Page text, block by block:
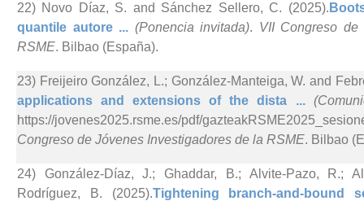
22) Novo Díaz, S. and Sánchez Sellero, C. (2025).
quantile autore ... (Ponencia invitada). VII Congreso de
RSME. Bilbao (España).
23) Freijeiro González, L.; González-Manteiga, W. and
applications and extensions of the dista ...
https://jovenes2025.rsme.es/pdf/
Congreso de Jóvenes Investigadores de la RSME. Bilbao
24) González-Díaz, J.; Ghaddar, B.; Alvite-Pazo, R.;
Rodríguez, B. (2025).Tightening branch-and-bound